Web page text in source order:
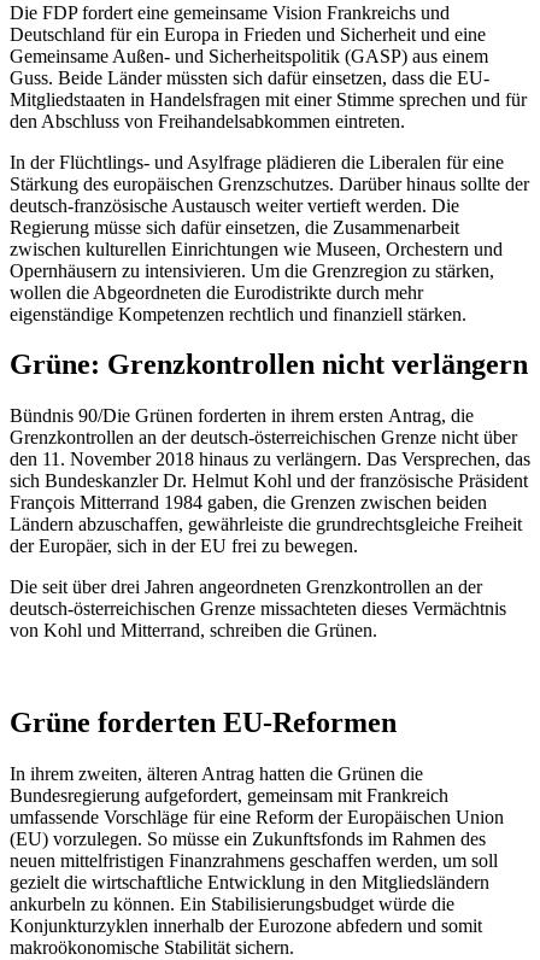
Die FDP fordert eine gemeinsame Vision Frankreichs und
Deutschland für ein Europa in Frieden und Sicherheit und eine
Gemeinsame Außen- und Sicherheitspolitik (GASP) aus einem
Guss. Beide Länder müssten sich dafür einsetzen, dass die EU-
Mitgliedstaaten in Handelsfragen mit einer Stimme sprechen und für
den Abschluss von Freihandelsabkommen eintreten.
In der Flüchtlings- und Asylfrage plädieren die Liberalen für eine
Stärkung des europäischen Grenzschutzes. Darüber hinaus sollte der
deutsch-französische Austausch weiter vertieft werden. Die
Regierung müsse sich dafür einsetzen, die Zusammenarbeit
zwischen kulturellen Einrichtungen wie Museen, Orchestern und
Opernhäusern zu intensivieren. Um die Grenzregion zu stärken,
wollen die Abgeordneten die Eurodistrikte durch mehr
eigenständige Kompetenzen rechtlich und finanziell stärken.
Grüne: Grenzkontrollen nicht verlängern
Bündnis 90/Die Grünen forderten in ihrem ersten Antrag, die
Grenzkontrollen an der deutsch-österreichischen Grenze nicht über
den 11. November 2018 hinaus zu verlängern. Das Versprechen, das
sich Bundeskanzler Dr. Helmut Kohl und der französische Präsident
François Mitterrand 1984 gaben, die Grenzen zwischen beiden
Ländern abzuschaffen, gewährleiste die grundrechtsgleiche Freiheit
der Europäer, sich in der EU frei zu bewegen.
Die seit über drei Jahren angeordneten Grenzkontrollen an der
deutsch-österreichischen Grenze missachteten dieses Vermächtnis
von Kohl und Mitterrand, schreiben die Grünen.
Grüne forderten EU-Reformen
In ihrem zweiten, älteren Antrag hatten die Grünen die
Bundesregierung aufgefordert, gemeinsam mit Frankreich
umfassende Vorschläge für eine Reform der Europäischen Union
(EU) vorzulegen. So müsse ein Zukunftsfonds im Rahmen des
neuen mittelfristigen Finanzrahmens geschaffen werden, um soll
gezielt die wirtschaftliche Entwicklung in den Mitgliedsländern
ankurbeln zu können. Ein Stabilisierungsbudget würde die
Konjunkturzyklen innerhalb der Eurozone abfedern und somit
makroökonomische Stabilität sichern.